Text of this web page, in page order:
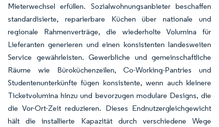
Mieterwechsel erfüllen. Sozialwohnungsanbieter beschaffen
standardisierte, reparierbare Küchen über nationale und
regionale Rahmenverträge, die wiederholte Volumina für
Lieferanten generieren und einen konsistenten landesweiten
Service gewährleisten. Gewerbliche und gemeinschaftliche
Räume wie Büroküchenzeilen, Co-Working-Pantries und
Studentenunterkünfte fügen konsistente, wenn auch kleinere
Ticketvolumina hinzu und bevorzugen modulare Designs, die
die Vor-Ort-Zeit reduzieren. Dieses Endnutzergleichgewicht
hält die installierte Kapazität durch verschiedene Wege